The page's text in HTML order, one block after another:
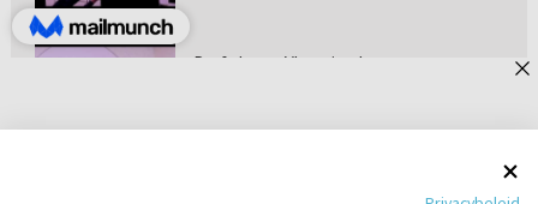
Prof. dr. van Vlastuin - Is